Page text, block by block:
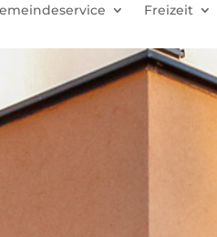
Freizeit